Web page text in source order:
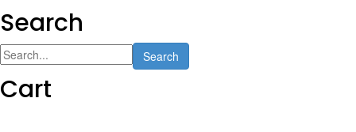
Search
Search
Cart